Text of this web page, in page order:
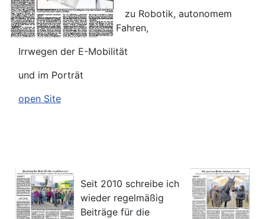
zu Robotik, autonomem
Fahren,
Irrwegen der E-Mobilität
und im Porträt
open Site
Seit 2010 schreibe ich
wieder regelmäßig
Beiträge für die